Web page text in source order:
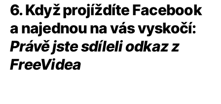
6. Když projíždíte Facebook
a najednou na vás vyskočí:
Právě jste sdíleli odkaz z
FreeVidea